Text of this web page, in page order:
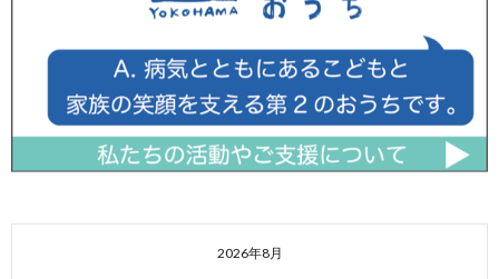
2026年8月